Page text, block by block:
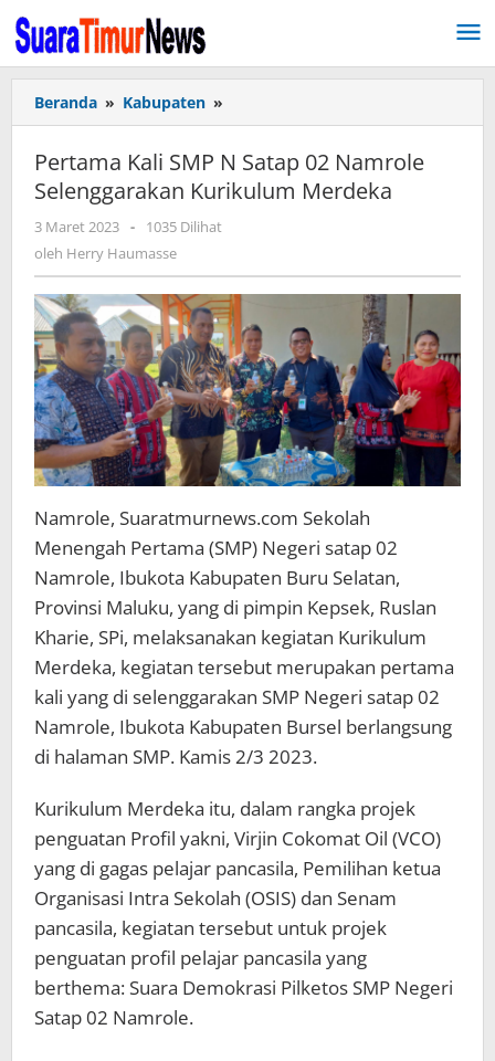
Lewati
ke
konten
Beranda » Kabupaten »
Kali
N
Satap
Merdeka
Pertama Kali SMP N Satap 02 Namrole
Selenggarakan Kurikulum Merdeka
3 Maret 2023 oleh
Herry
-
1035 Dilihat
oleh Herry Haumasse
Namrole, Suaratmurnews.com Sekolah
Menengah Pertama (SMP) Negeri satap 02
Namrole, Ibukota Kabupaten Buru Selatan,
Provinsi Maluku, yang di pimpin Kepsek, Ruslan
Kharie, SPi, melaksanakan kegiatan Kurikulum
Merdeka, kegiatan tersebut merupakan pertama
kali yang di selenggarakan SMP Negeri satap 02
Namrole, Ibukota Kabupaten Bursel berlangsung
di halaman SMP. Kamis 2/3 2023.
Kurikulum Merdeka itu, dalam rangka projek
penguatan Profil yakni, Virjin Cokomat Oil (VCO)
yang di gagas pelajar pancasila, Pemilihan ketua
Organisasi Intra Sekolah (OSIS) dan Senam
pancasila, kegiatan tersebut untuk projek
penguatan profil pelajar pancasila yang
berthema: Suara Demokrasi Pilketos SMP Negeri
Satap 02 Namrole.